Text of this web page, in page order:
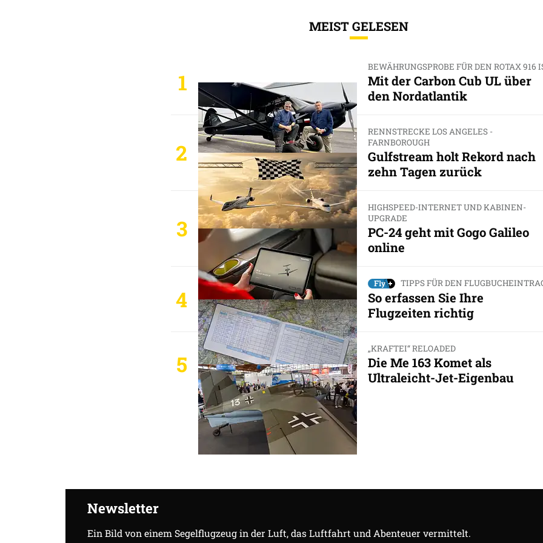
MEIST GELESEN
1
BEWÄHRUNGSPROBE FÜR DEN ROTAX 916
Mit der Carbon Cub UL über
den Nordatlantik
2
RENNSTRECKE LOS ANGELES -
FARNBOROUGH
Gulfstream holt Rekord nach
zehn Tagen zurück
3
HIGHSPEED-INTERNET UND KABINEN-
UPGRADE
PC-24 geht mit Gogo Galileo
online
4
TIPPS FÜR DEN
So erfassen Sie Ihre
Flugzeiten richtig
5
„KRAFTEI“ RELOADED
Die Me 163 Komet als
Ultraleicht-Jet-Eigenbau
Newsletter
Ein Bild von einem Segelflugzeug in der Luft, das Luftfahrt und Abenteuer vermittelt.